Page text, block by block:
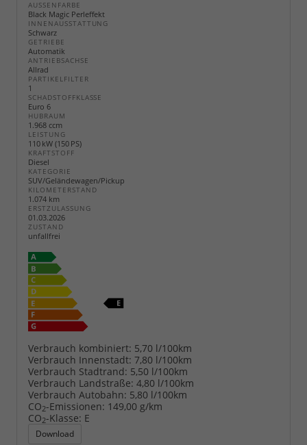
AUSSENFARBE
Black Magic Perleffekt
INNENAUSSTATTUNG
Schwarz
GETRIEBE
Automatik
ANTRIEBSACHSE
Allrad
PARTIKELFILTER
1
SCHADSTOFFKLASSE
Euro 6
HUBRAUM
1.968 ccm
LEISTUNG
110 kW (150 PS)
KRAFTSTOFF
Diesel
KATEGORIE
SUV/Geländewagen/Pickup
KILOMETERSTAND
1.074 km
ERSTZULASSUNG
01.03.2026
ZUSTAND
unfallfrei
Verbrauch kombiniert: 5,70 l/100km
Verbrauch Innenstadt: 7,80 l/100km
Verbrauch Stadtrand: 5,50 l/100km
Verbrauch Landstraße: 4,80 l/100km
Verbrauch Autobahn: 5,80 l/100km
CO2-Emissionen: 149,00 g/km
CO2-Klasse: E
Download